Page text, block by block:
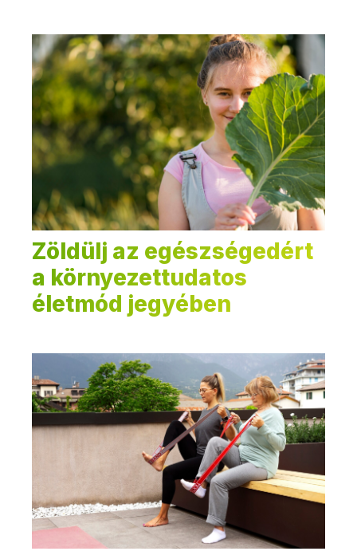
Zöldülj az egészségedért
a környezettudatos
életmód jegyében